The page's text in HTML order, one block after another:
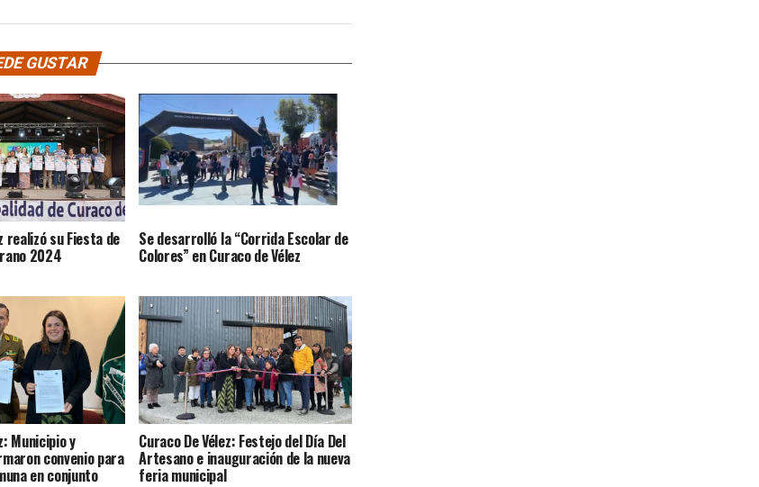
GUSTAR
realizó su Fiesta de
2024
Se desarrolló la “Corrida Escolar de
Colores” en Curaco de Vélez
Municipio y
convenio para
en conjunto
Curaco De Vélez: Festejo del Día Del
Artesano e inauguración de la nueva
feria municipal